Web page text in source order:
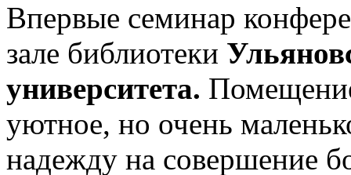
Впервые семинар
зале библиотеки
университета.
уютное, но очень
надежду на совершение